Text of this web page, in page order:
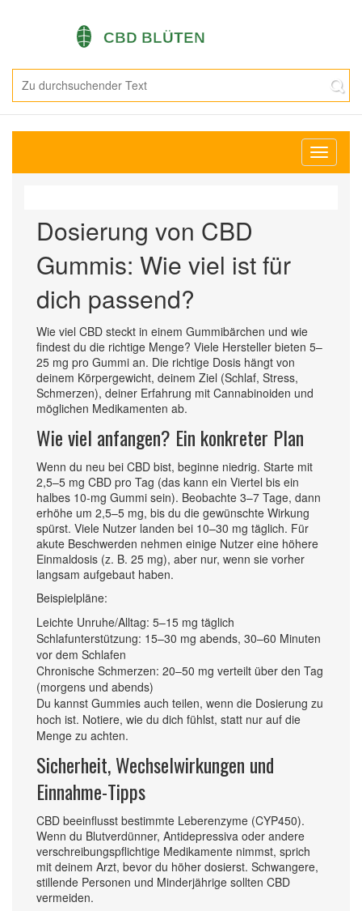
Dosierung von CBD
Gummis: Wie viel ist für
dich passend?
Wie viel CBD steckt in einem Gummibärchen und wie
findest du die richtige Menge? Viele Hersteller bieten 5–
25 mg pro Gummi an. Die richtige Dosis hängt von
deinem Körpergewicht, deinem Ziel (Schlaf, Stress,
Schmerzen), deiner Erfahrung mit Cannabinoiden und
möglichen Medikamenten ab.
Wie viel anfangen? Ein konkreter Plan
Wenn du neu bei CBD bist, beginne niedrig. Starte mit
2,5–5 mg CBD pro Tag (das kann ein Viertel bis ein
halbes 10‑mg Gummi sein). Beobachte 3–7 Tage, dann
erhöhe um 2,5–5 mg, bis du die gewünschte Wirkung
spürst. Viele Nutzer landen bei 10–30 mg täglich. Für
akute Beschwerden nehmen einige Nutzer eine höhere
Einmaldosis (z. B. 25 mg), aber nur, wenn sie vorher
langsam aufgebaut haben.
Beispielpläne:
Leichte Unruhe/Alltag: 5–15 mg täglich
Schlafunterstützung: 15–30 mg abends, 30–60 Minuten
vor dem Schlafen
Chronische Schmerzen: 20–50 mg verteilt über den Tag
(morgens und abends)
Du kannst Gummies auch teilen, wenn die Dosierung zu
hoch ist. Notiere, wie du dich fühlst, statt nur auf die
Menge zu achten.
Sicherheit, Wechselwirkungen und
Einnahme-Tipps
CBD beeinflusst bestimmte Leberenzyme (CYP450).
Wenn du Blutverdünner, Antidepressiva oder andere
verschreibungspflichtige Medikamente nimmst, sprich
mit deinem Arzt, bevor du höher dosierst. Schwangere,
stillende Personen und Minderjährige sollten CBD
vermeiden.